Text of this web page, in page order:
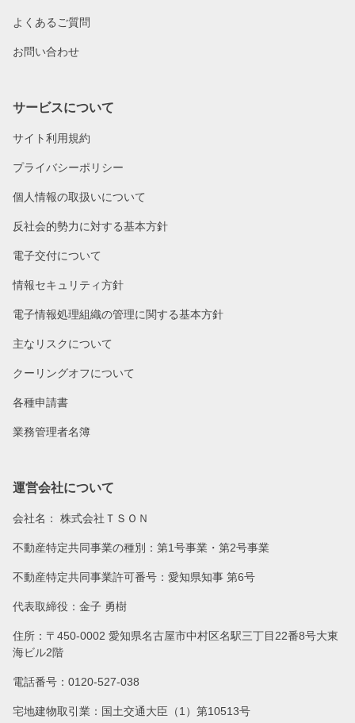
よくあるご質問
お問い合わせ
サービスについて
サイト利用規約
プライバシーポリシー
個人情報の取扱いについて
反社会的勢力に対する基本方針
電子交付について
情報セキュリティ方針
電子情報処理組織の管理に関する基本方針
主なリスクについて
クーリングオフについて
各種申請書
業務管理者名簿
運営会社について
会社名： 株式会社ＴＳＯＮ
不動産特定共同事業の種別：第1号事業・第2号事業
不動産特定共同事業許可番号：愛知県知事 第6号
代表取締役：金子 勇樹
住所：〒450-0002 愛知県名古屋市中村区名駅三丁目22番8号大東
海ビル2階
電話番号：0120-527-038
宅地建物取引業：国土交通大臣（1）第10513号